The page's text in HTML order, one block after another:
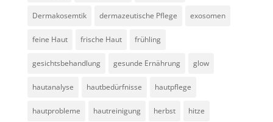
Dermakosemtik dermazeutische Pflege exosomen
feine Haut frische Haut frühling
gesichtsbehandlung gesunde Ernährung glow
hautanalyse hautbedürfnisse hautpflege
hautprobleme hautreinigung herbst hitze